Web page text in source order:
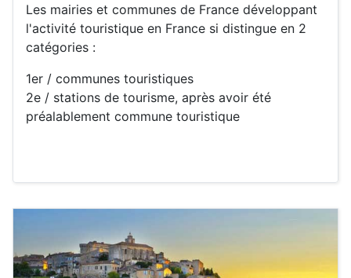
Les mairies et communes de France développant
l'activité touristique en France si distingue en 2
catégories :
1er / communes touristiques
2e / stations de tourisme, après avoir été
préalablement commune touristique